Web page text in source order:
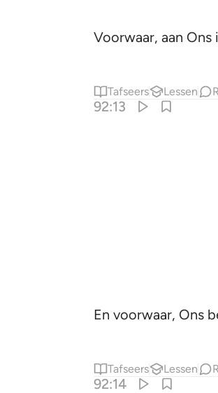
Voorwaar, aan Ons
Tafseers Lessen
92:13
En voorwaar, Ons
Tafseers Lessen
92:14